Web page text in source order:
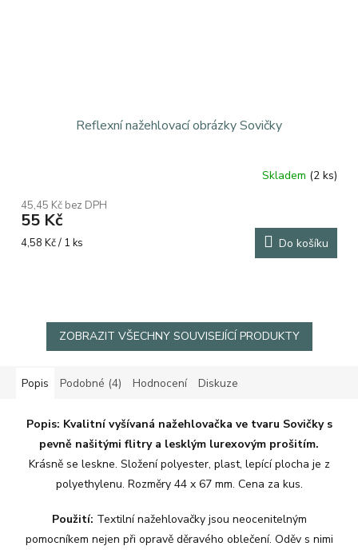
Reflexní nažehlovací obrázky Sovičky
Skladem (2 ks)
45,45 Kč bez DPH
55 Kč
Měrná
4,58 Kč / 1 ks Do košíku
ZOBRAZIT VŠECHNY SOUVISEJÍCÍ PRODUKTY
Popis Podobné (4) Hodnocení Diskuze
Popis: Kvalitní vyšívaná nažehlovačka ve tvaru Sovičky s
pevně našitými flitry a lesklým lurexovým prošitím.
Krásně se leskne. Složení polyester, plast, lepící plocha je z
polyethylenu. Rozměry 44 x 67 mm. Cena za kus.
Použití: Textilní nažehlovačky jsou neocenitelným
pomocníkem nejen při opravě děravého oblečení. Oděv s nimi